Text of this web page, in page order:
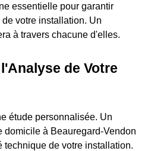
essentielle pour garantir
votre installation. Un
à travers chacune d'elles.
de Votre
étude personnalisée. Un
domicile à Beauregard-Vendon
technique de votre installation.